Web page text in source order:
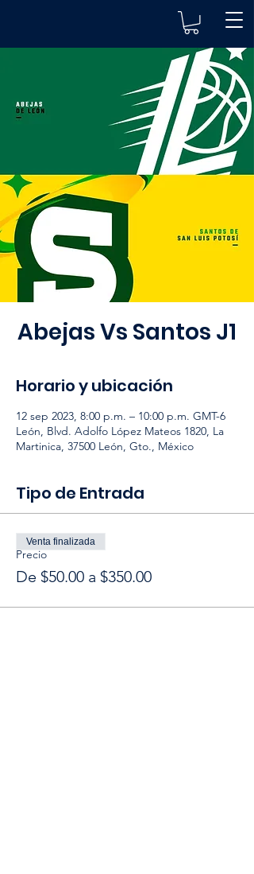
Abejas Vs Santos J1
Horario y ubicación
12 sep 2023, 8:00 p.m. – 10:00 p.m. GMT-6
León, Blvd. Adolfo López Mateos 1820, La
Martinica, 37500 León, Gto., México
Tipo de Entrada
Precio
De $50.00 a $350.00
Venta finalizada